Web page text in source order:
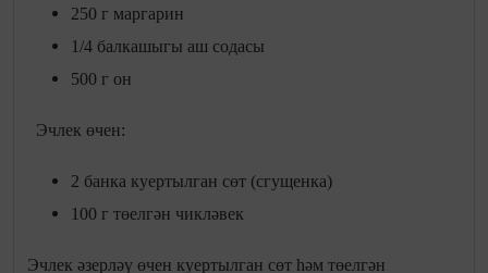
250 г маргарин
1/4 балкашыгы аш содасы
500 г он
Эчлек өчен:
2 банка куертылган сөт (сгущенка)
100 г төелгән чикләвек
Эчлек әзерләү өчен куертылган сөт һәм төелгән